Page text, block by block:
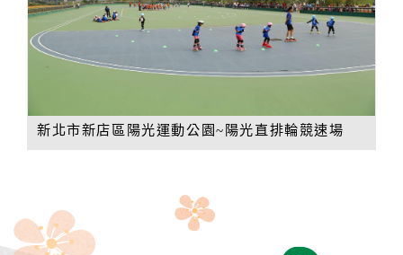
新北市新店區陽光運動公園~陽光直排輪競速場